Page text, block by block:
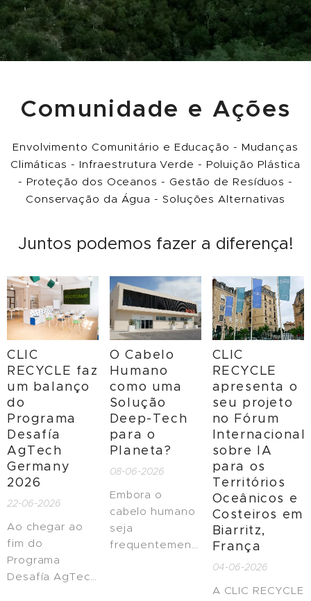
Comunidade e Ações
Envolvimento Comunitário e Educação - Mudanças
Climáticas - Infraestrutura Verde - Poluição Plástica
- Proteção dos Oceanos - Gestão de Resíduos -
Conservação da Água - Soluções Alternativas
Juntos podemos fazer a diferença!
CLIC
RECYCLE faz
um balanço
do
Programa
Desafía
AgTech
Germany
2026
22-06-2026
Ao chegar ao
fim do
Programa
Desafía AgTech
O Cabelo
Humano
como uma
Solução
Deep-Tech
para o
Planeta?
08-06-2026
Embora o
cabelo humano
seja
frequentemente
CLIC
RECYCLE
apresenta o
seu projeto
no Fórum
Internacional
sobre IA
para os
Territórios
Oceânicos e
Costeiros em
Biarritz,
França
04-06-2026
A CLIC RECYCLE